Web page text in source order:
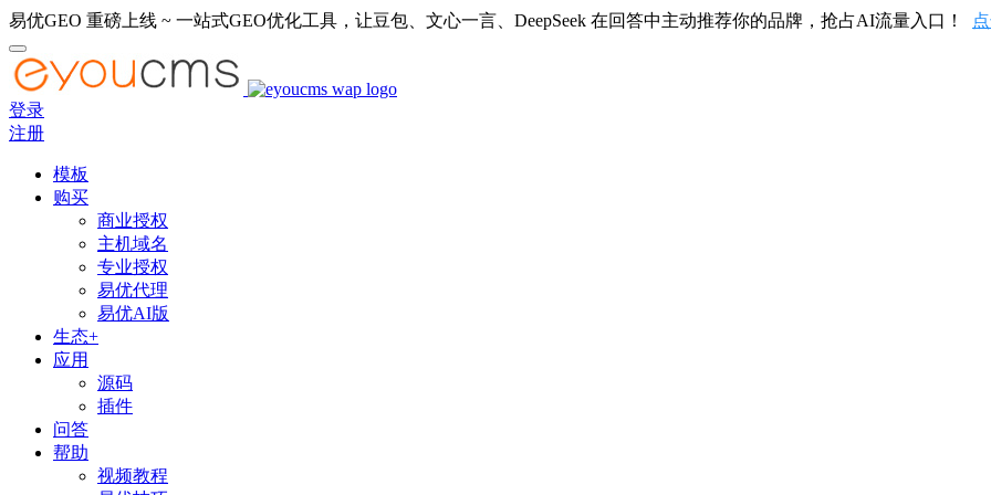
易优GEO 重磅上线 ~ 一站式GEO优化工具，让豆包、文心一言、DeepSeek 在回答中主动推荐你的品牌，抢占AI流量入口！
登录
注册
模板
购买
商业授权
主机域名
专业授权
易优代理
易优AI版
生态+
应用
源码
插件
问答
帮助
视频教程